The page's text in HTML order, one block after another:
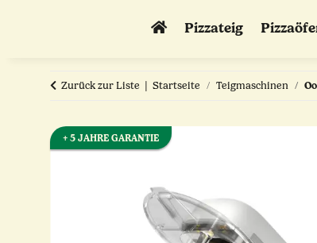
Pizzateig
Zurück zur Liste Startseite Teigmaschinen
+ 5 JAHRE GARANTIE